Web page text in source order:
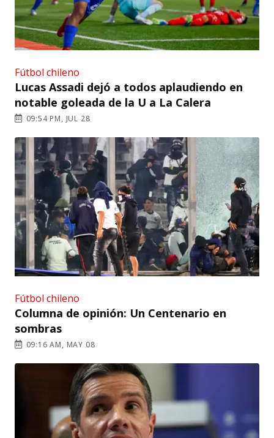
Fútbol chileno
Lucas Assadi dejó a todos aplaudiendo en
notable goleada de la U a La Calera
09:54 PM, JUL 28
Fútbol chileno
Columna de opinión: Un Centenario en
sombras
09:16 AM, MAY 08